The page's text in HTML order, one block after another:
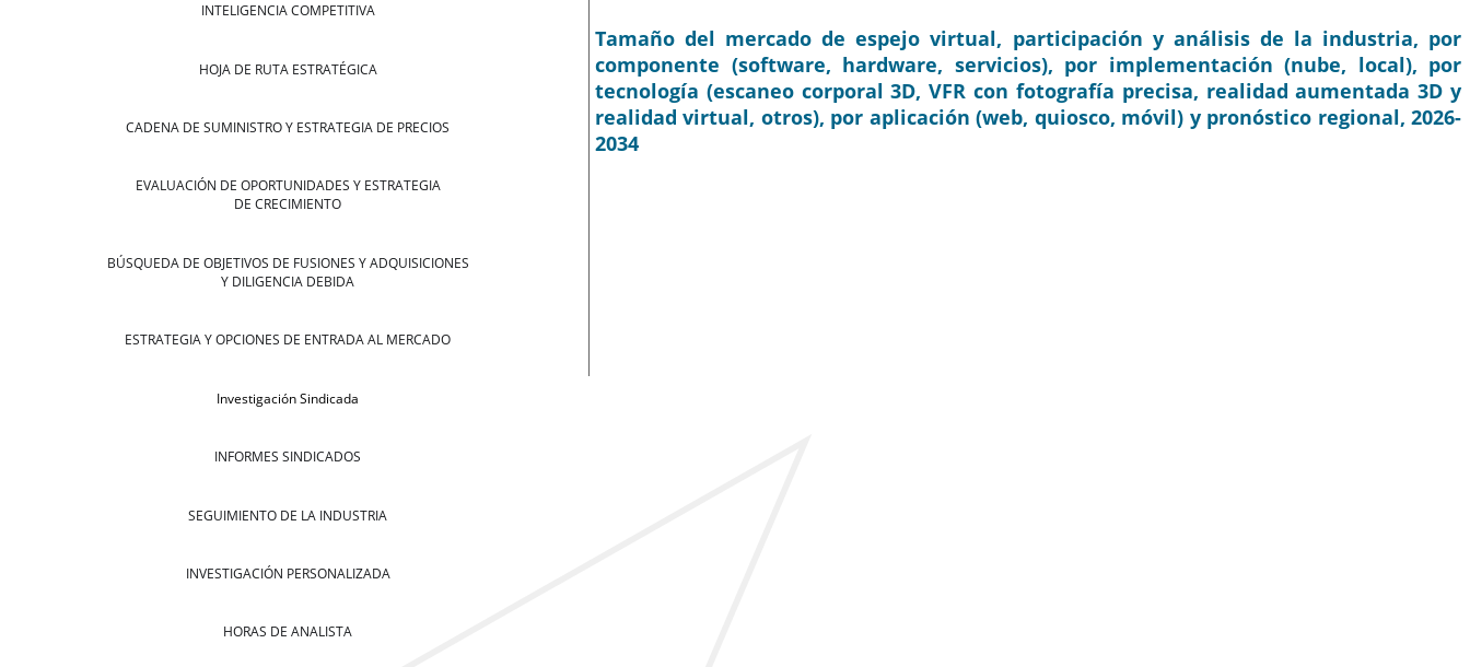
INTELIGENCIA COMPETITIVA
HOJA DE RUTA ESTRATÉGICA
CADENA DE SUMINISTRO Y ESTRATEGIA DE PRECIOS
EVALUACIÓN DE OPORTUNIDADES Y ESTRATEGIA
DE CRECIMIENTO
BÚSQUEDA DE OBJETIVOS DE FUSIONES Y ADQUISICIONES
Y DILIGENCIA DEBIDA
ESTRATEGIA Y OPCIONES DE ENTRADA AL MERCADO
Investigación Sindicada
INFORMES SINDICADOS
SEGUIMIENTO DE LA INDUSTRIA
INVESTIGACIÓN PERSONALIZADA
HORAS DE ANALISTA
Tamaño del mercado de espejo virtual, participación y análisis de la industria, por
componente (software, hardware, servicios), por implementación (nube, local), por
tecnología (escaneo corporal 3D, VFR con fotografía precisa, realidad aumentada 3D y
realidad virtual, otros), por aplicación (web, quiosco, móvil) y pronóstico regional, 2026-
2034